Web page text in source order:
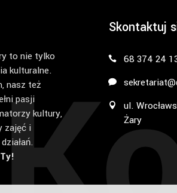
to nie tylko
kulturalne.
nasz też
pasji
kultury,
zajęć i
Skontaktuj
68 374 24
ul.
Żary